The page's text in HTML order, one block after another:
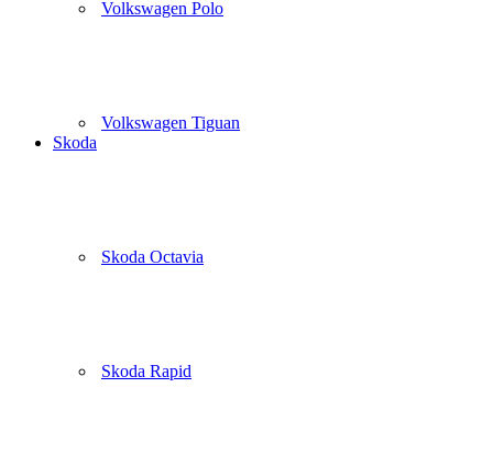
Volkswagen Polo
Volkswagen Tiguan
Skoda
Skoda Octavia
Skoda Rapid